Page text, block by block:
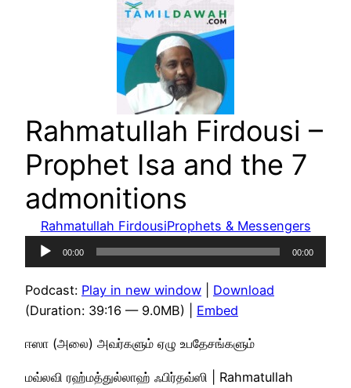
Rahmatullah Firdousi –
Prophet Isa and the 7
admonitions
Rahmatullah FirdousiProphets & Messengers
Audio
Player
00:00 00:00
Podcast: Play in new window
Download
(Duration: 39:16 — 9.0MB) | Embed
ஈஸா (அலை) அவர்களும் ஏழு உபதேசங்களும்
மவ்லவி ரஹ்மத்துல்லாஹ் ஃபிர்தவ்ஸி | Rahmatullah